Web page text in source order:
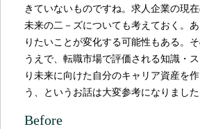
きていないものですね。求人企業の現在
未来の二－ズについても考えておく。
りたいことが変化する可能性もある。
うえで、転職市場で評価される知識・
り未来に向けた自分のキャリア資産を
う、というお話は大変参考になりました
Before